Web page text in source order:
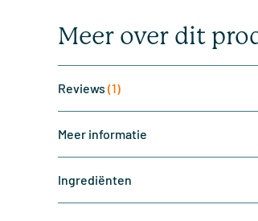
Meer over dit
Reviews (1)
Meer informatie
Ingrediënten